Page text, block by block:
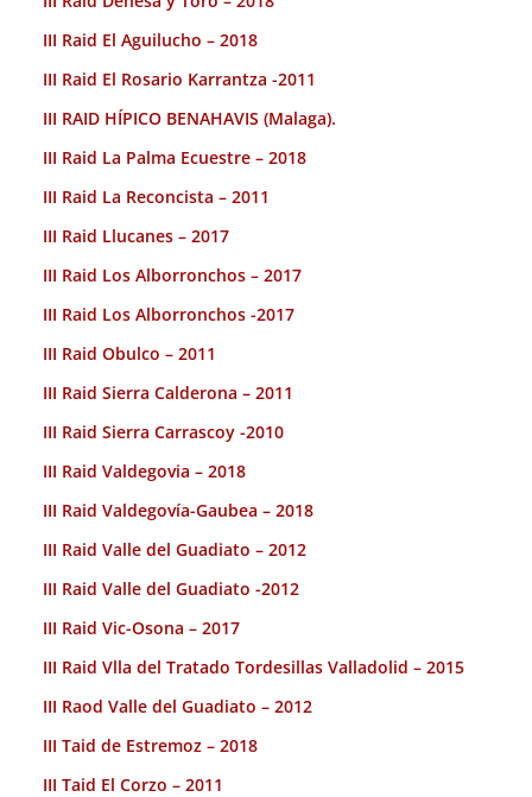
III Raid El Aguilucho – 2018
III Raid El Rosario Karrantza -2011
III RAID HÍPICO BENAHAVIS (Malaga).
III Raid La Palma Ecuestre – 2018
III Raid La Reconcista – 2011
III Raid Llucanes – 2017
III Raid Los Alborronchos – 2017
III Raid Los Alborronchos -2017
III Raid Obulco – 2011
III Raid Sierra Calderona – 2011
III Raid Sierra Carrascoy -2010
III Raid Valdegovia – 2018
III Raid Valdegovía-Gaubea – 2018
III Raid Valle del Guadiato – 2012
III Raid Valle del Guadiato -2012
III Raid Vic-Osona – 2017
III Raid Vlla del Tratado Tordesillas Valladolid – 2015
III Raod Valle del Guadiato – 2012
III Taid de Estremoz – 2018
III Taid El Corzo – 2011